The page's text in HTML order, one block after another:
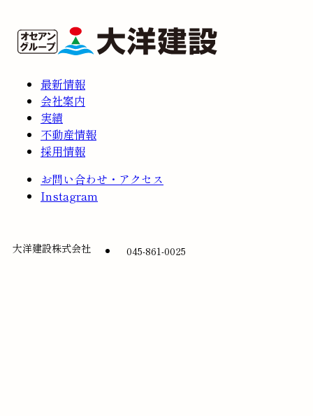
最新情報
会社案内
実績
不動産情報
採用情報
お問い合わせ・アクセス
Instagram
大洋建設株式会社 045-861-0025